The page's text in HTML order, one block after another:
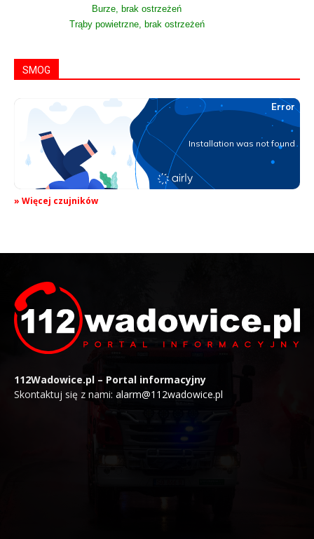
Burze, brak ostrzeżeń
Trąby powietrzne, brak ostrzeżeń
SMOG
» Więcej czujników
112Wadowice.pl – Portal informacyjny
Skontaktuj się z nami: alarm@112wadowice.pl